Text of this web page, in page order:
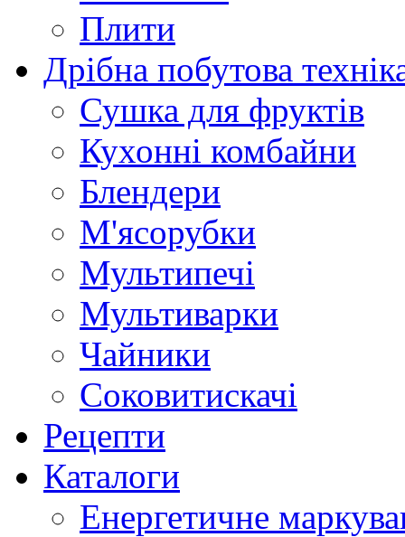
Плити
Дрібна побутова
Сушка для фруктів
Кухонні комбайни
Блендери
М'ясорубки
Мультипечі
Мультиварки
Чайники
Соковитискачі
Рецепти
Каталоги
Енергетичне